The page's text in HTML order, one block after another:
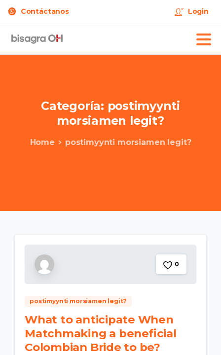
Contáctanos Login
Categoría: postimyynti
morsiamen legit?
Home postimyynti morsiamen legit?
0
postimyynti morsiamen legit?
What to anticipate When
Matchmaking a beneficial
Colombian Bride to be?